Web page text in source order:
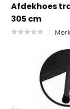
Afdekhoes
305 cm